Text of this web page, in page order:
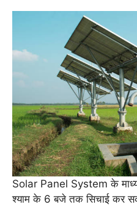
Solar Panel System के
श्याम के 6 बजे तक सिचाई कर